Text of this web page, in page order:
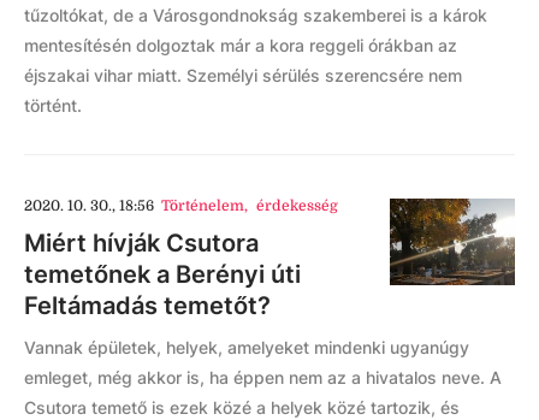
tűzoltókat, de a Városgondnokság szakemberei is a károk
mentesítésén dolgoztak már a kora reggeli órákban az
éjszakai vihar miatt. Személyi sérülés szerencsére nem
történt.
2020. 10. 30., 18:56 Történelem, érdekesség
Miért hívják Csutora
temetőnek a Berényi úti
Feltámadás temetőt?
Vannak épületek, helyek, amelyeket mindenki ugyanúgy
emleget, még akkor is, ha éppen nem az a hivatalos neve. A
Csutora temető is ezek közé a helyek közé tartozik, és